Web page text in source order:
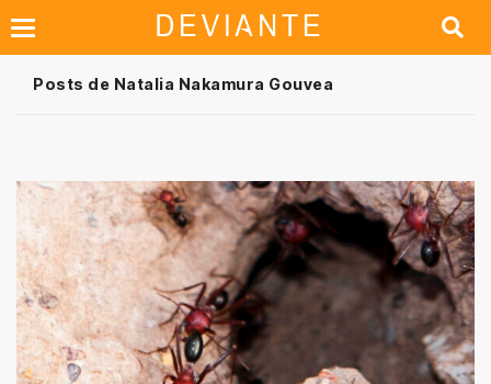
Posts de Natalia Nakamura Gouvea